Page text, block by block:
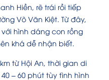
Hiền, rẽ trái rồi tiếp
Võ Văn Kiệt. Từ đây,
hình dáng con rồng
khá dễ nhận biết.
từ Hội An, thời gian di
– 60 phút tùy tình hình